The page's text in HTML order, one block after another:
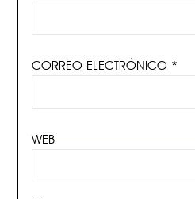
CORREO ELECTRÓNICO *
WEB